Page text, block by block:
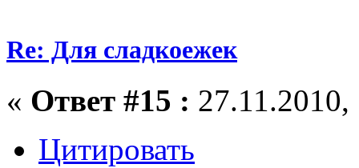
Re: Для сладкоежек
« Ответ #15 :
Цитировать